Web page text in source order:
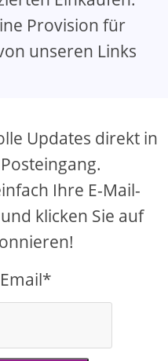
Provision für
unseren Links
Updates direkt in
Ihre E-Mail-
klicken Sie auf
Email*